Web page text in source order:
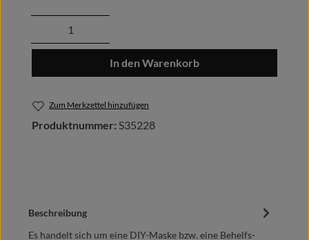
Produkt Anzahl: Gib den gewünschten
In den Warenkorb
Zum Merkzettel hinzufügen
Produktnummer: S35228
Beschreibung
Es handelt sich um eine DIY-Maske bzw. eine Behelfs-